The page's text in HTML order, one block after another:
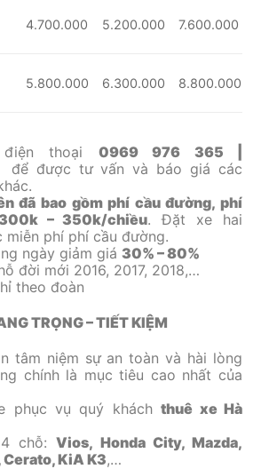
4.700.000 5.200.000 7.600.000
5.800.000 6.300.000 8.800.000
thoại 0969 976 365 |
để được tư vấn và báo giá các
đã bao gồm phí cầu đường, phí
– 350k/chiều. Đặt xe hai
miễn phí phí cầu đường.
ngày giảm giá 30% – 80%
đời mới 2016, 2017, 2018,…
theo đoàn
TRỌNG – TIẾT KIỆM
tâm niệm sự an toàn và hài lòng
chính là mục tiêu cao nhất của
phục vụ quý kháchthuê xe Hà
4 chỗ:Vios, Honda City, Mazda,
KiA K3,…